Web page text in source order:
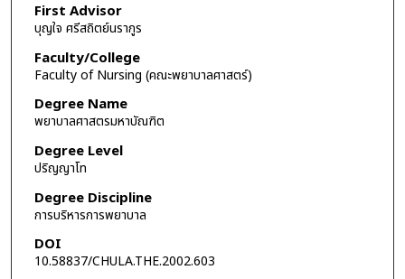
First Advisor
บุญใจ ศรีสถิตย์นรากูร
Faculty/College
Faculty of Nursing (คณะพยาบาลศาสตร์)
Degree Name
พยาบาลศาสตรมหาบัณฑิต
Degree Level
ปริญญาโท
Degree Discipline
การบริหารการพยาบาล
DOI
10.58837/CHULA.THE.2002.603